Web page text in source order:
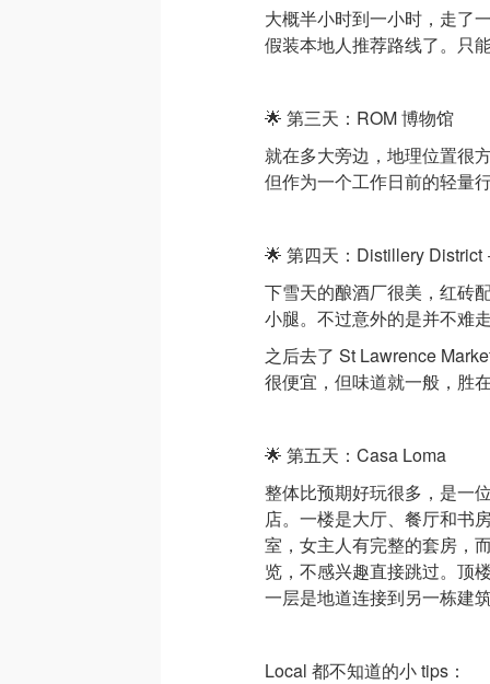
大概半小时到一小时，走了
假装本地人推荐路线了。只
🌟 第三天：ROM 博物馆
就在多大旁边，地理位置很
但作为一个工作日前的轻量
🌟 第四天：Distillery District
下雪天的酿酒厂很美，红砖
小腿。不过意外的是并不难
之后去了 St Lawrence
很便宜，但味道就一般，胜
🌟 第五天：Casa Loma
整体比预期好玩很多，是一
店。一楼是大厅、餐厅和书
室，女主人有完整的套房，
览，不感兴趣直接跳过。顶
一层是地道连接到另一栋建
Local 都不知道的小 tips：